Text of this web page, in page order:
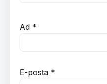
Ad *
E-posta *